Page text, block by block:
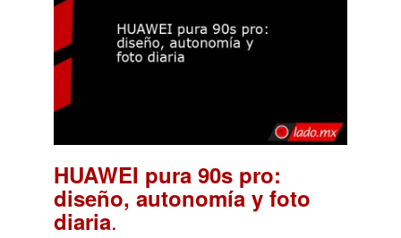
HUAWEI pura 90s pro:
diseño, autonomía y foto
diaria.